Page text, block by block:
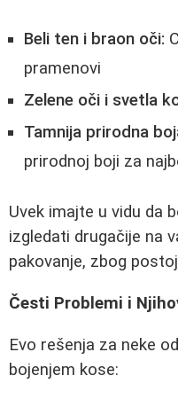
Beli ten i braon oči:
pramenovi
Zelene oči i svetla
Tamnija prirodna
prirodnoj boji za
Uvek imajte u vidu da
izgledati drugačije na
pakovanje, zbog
Česti Problemi i
Evo rešenja za neke
bojenjem kose: